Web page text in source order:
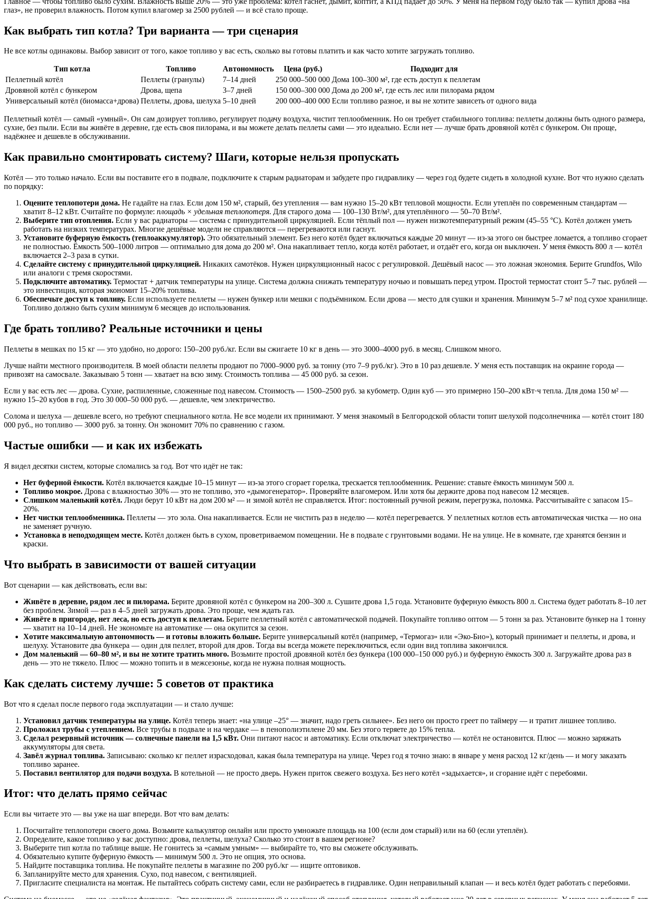
глаз», не проверил влажность. Потом купил влагомер за 2500 рублей — и всё стало проще.
Как выбрать тип котла? Три варианта — три сценария
Не все котлы одинаковы. Выбор зависит от того, какое топливо у вас есть, сколько вы готовы платить и как часто хотите загружать топливо.
Тип котла Топливо Автономность Цена (руб.)
Подходит для
Пеллетный котёл
Пеллеты (гранулы) 7–14 дней 250 000–500 000 Дома 100–300 м², где есть доступ к пеллетам
Дровяной котёл с бункером
Дрова, щепа 3–7 дней 150 000–300 000 Дома до 200 м², где есть лес или пилорама рядом
Универсальный котёл (биомасса+дрова) Пеллеты, дрова, шелуха 5–10 дней 200 000–400 000 Если топливо разное, и вы не хотите зависеть от одного вида
Пеллетный котёл — самый «умный». Он сам дозирует топливо, регулирует подачу воздуха, чистит теплообменник. Но он требует стабильного топлива: пеллеты должны быть одного размера,
сухие, без пыли. Если вы живёте в деревне, где есть своя пилорама, и вы можете делать пеллеты сами — это идеально. Если нет — лучше брать дровяной котёл с бункером. Он проще,
надёжнее и дешевле в обслуживании.
Как правильно смонтировать систему? Шаги, которые нельзя пропускать
Котёл — это только начало. Если вы поставите его в подвале, подключите к старым радиаторам и забудете про гидравлику — через год будете сидеть в холодной кухне. Вот что нужно сделать
по порядку:
Оцените теплопотери дома. Не гадайте на глаз. Если дом 150 м², старый, без утепления — вам нужно 15–20 кВт тепловой мощности. Если утеплён по современным стандартам —
хватит 8–12 кВт. Считайте по формуле: площадь × удельная теплопотеря. Для старого дома — 100–130 Вт/м², для утеплённого — 50–70 Вт/м².
Выберите тип отопления. Если у вас радиаторы — система с принудительной циркуляцией. Если тёплый пол — нужен низкотемпературный режим (45–55 °C). Котёл должен уметь
работать на низких температурах. Многие дешёвые модели не справляются — перегреваются или гаснут.
Установите буферную ёмкость (теплоаккумулятор). Это обязательный элемент. Без него котёл будет включаться каждые 20 минут — из-за этого он быстрее ломается, а топливо сгорает
не полностью. Ёмкость 500–1000 литров — оптимально для дома до 200 м². Она накапливает тепло, когда котёл работает, и отдаёт его, когда он выключен. У меня ёмкость 800 л — котёл
включается 2–3 раза в сутки.
Сделайте систему с принудительной циркуляцией. Никаких самотёков. Нужен циркуляционный насос с регулировкой. Дешёвый насос — это ложная экономия. Берите Grundfos, Wilo
или аналоги с тремя скоростями.
Подключите автоматику. Термостат + датчик температуры на улице. Система должна снижать температуру ночью и повышать перед утром. Простой термостат стоит 5–7 тыс. рублей —
это инвестиция, которая экономит 15–20% топлива.
Обеспечьте доступ к топливу. Если используете пеллеты — нужен бункер или мешки с подъёмником. Если дрова — место для сушки и хранения. Минимум 5–7 м² под сухое хранилище.
Топливо должно быть сухим минимум 6 месяцев до использования.
Где брать топливо? Реальные источники и цены
Пеллеты в мешках по 15 кг — это удобно, но дорого: 150–200 руб./кг. Если вы сжигаете 10 кг в день — это 3000–4000 руб. в месяц. Слишком много.
Лучше найти местного производителя. В моей области пеллеты продают по 7000–9000 руб. за тонну (это 7–9 руб./кг). Это в 10 раз дешевле. У меня есть поставщик на окраине города —
привозят на самосвале. Заказываю 5 тонн — хватает на всю зиму. Стоимость топлива — 45 000 руб. за сезон.
Если у вас есть лес — дрова. Сухие, распиленные, сложенные под навесом. Стоимость — 1500–2500 руб. за кубометр. Один куб — это примерно 150–200 кВт·ч тепла. Для дома 150 м² —
нужно 15–20 кубов в год. Это 30 000–50 000 руб. — дешевле, чем электричество.
Солома и шелуха — дешевле всего, но требуют специального котла. Не все модели их принимают. У меня знакомый в Белгородской области топит шелухой подсолнечника — котёл стоит 180
000 руб., но топливо — 3000 руб. за тонну. Он экономит 70% по сравнению с газом.
Частые ошибки — и как их избежать
Я видел десятки систем, которые сломались за год. Вот что идёт не так:
Нет буферной ёмкости. Котёл включается каждые 10–15 минут — из-за этого сгорает горелка, трескается теплообменник. Решение: ставьте ёмкость минимум 500 л.
Топливо мокрое. Дрова с влажностью 30% — это не топливо, это «дымогенератор». Проверяйте влагомером. Или хотя бы держите дрова под навесом 12 месяцев.
Слишком маленький котёл. Люди берут 10 кВт на дом 200 м² — и зимой котёл не справляется. Итог: постоянный ручной режим, перегрузка, поломка. Рассчитывайте с запасом 15–
20%.
Нет чистки теплообменника. Пеллеты — это зола. Она накапливается. Если не чистить раз в неделю — котёл перегревается. У пеллетных котлов есть автоматическая чистка — но она
не заменяет ручную.
Установка в неподходящем месте. Котёл должен быть в сухом, проветриваемом помещении. Не в подвале с грунтовыми водами. Не на улице. Не в комнате, где хранятся бензин и
краски.
Что выбрать в зависимости от вашей ситуации
Вот сценарии — как действовать, если вы:
Живёте в деревне, рядом лес и пилорама. Берите дровяной котёл с бункером на 200–300 л. Сушите дрова 1,5 года. Установите буферную ёмкость 800 л. Система будет работать 8–10 лет
без проблем. Зимой — раз в 4–5 дней загружать дрова. Это проще, чем ждать газ.
Живёте в пригороде, нет леса, но есть доступ к пеллетам. Берите пеллетный котёл с автоматической подачей. Покупайте топливо оптом — 5 тонн за раз. Установите бункер на 1 тонну
— хватит на 10–14 дней. Не экономьте на автоматике — она окупится за сезон.
Хотите максимальную автономность — и готовы вложить больше. Берите универсальный котёл (например, «Термогаз» или «Эко-Био»), который принимает и пеллеты, и дрова, и
шелуху. Установите два бункера — один для пеллет, второй для дров. Тогда вы всегда можете переключиться, если один вид топлива закончился.
Дом маленький — 60–80 м², и вы не хотите тратить много. Возьмите простой дровяной котёл без бункера (100 000–150 000 руб.) и буферную ёмкость 300 л. Загружайте дрова раз в
день — это не тяжело. Плюс — можно топить и в межсезонье, когда не нужна полная мощность.
Как сделать систему лучше: 5 советов от практика
Вот что я сделал после первого года эксплуатации — и стало лучше:
Установил датчик температуры на улице. Котёл теперь знает: «на улице –25° — значит, надо греть сильнее». Без него он просто греет по таймеру — и тратит лишнее топливо.
Проложил трубы с утеплением. Все трубы в подвале и на чердаке — в пенополиэтилене 20 мм. Без этого теряете до 15% тепла.
Сделал резервный источник — солнечные панели на 1,5 кВт. Они питают насос и автоматику. Если отключат электричество — котёл не остановится. Плюс — можно заряжать
аккумуляторы для света.
Завёл журнал топлива. Записываю: сколько кг пеллет израсходовал, какая была температура на улице. Через год я точно знаю: в январе у меня расход 12 кг/день — и могу заказать
топливо заранее.
Поставил вентилятор для подачи воздуха. В котельной — не просто дверь. Нужен приток свежего воздуха. Без него котёл «задыхается», и сгорание идёт с перебоями.
Итог: что делать прямо сейчас
Если вы читаете это — вы уже на шаг впереди. Вот что вам делать:
Посчитайте теплопотери своего дома. Возьмите калькулятор онлайн или просто умножьте площадь на 100 (если дом старый) или на 60 (если утеплён).
Определите, какое топливо у вас доступно: дрова, пеллеты, шелуха? Сколько это стоит в вашем регионе?
Выберите тип котла по таблице выше. Не гонитесь за «самым умным» — выбирайте то, что вы сможете обслуживать.
Обязательно купите буферную ёмкость — минимум 500 л. Это не опция, это основа.
Найдите поставщика топлива. Не покупайте пеллеты в магазине по 200 руб./кг — ищите оптовиков.
Запланируйте место для хранения. Сухо, под навесом, с вентиляцией.
Пригласите специалиста на монтаж. Не пытайтесь собрать систему сами, если не разбираетесь в гидравлике. Один неправильный клапан — и весь котёл будет работать с перебоями.